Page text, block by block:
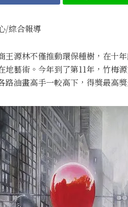
/綜合報導
王源林不僅推動環保種樹，在十
地藝術。今年到了第11年，竹梅
路油畫高手一較高下，得獎最高